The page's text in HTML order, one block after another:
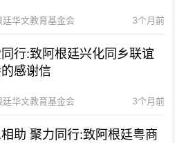
廷华文教育基金会 3个月前
行:致阿根廷兴化同乡联谊
感谢信
廷华文教育基金会 3个月前
助 聚力同行:致阿根廷粤商